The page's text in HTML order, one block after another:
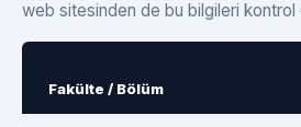
web sitesinden de bu bilgileri kontrol
Fakülte / Bölüm